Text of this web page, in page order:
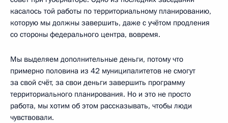
касалось той работы по территориальному планированию,
которую мы должны завершить, даже с учётом продления
со стороны федерального центра, вовремя.
Мы выделяем дополнительные деньги, потому что
примерно половина из 42 муниципалитетов не смогут
за свой счёт, за свои деньги завершить программу
территориального планирования. Но и это не просто
работа, мы хотим об этом рассказывать, чтобы люди
чувствовали.